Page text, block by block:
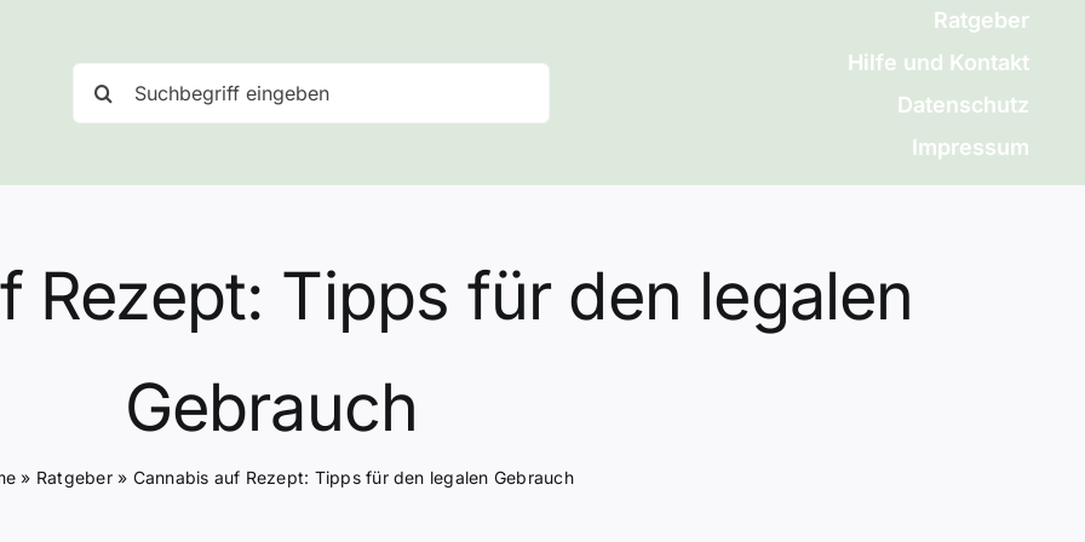
nach:
Ratgeber
Hilfe und Kontakt
Datenschutz
Impressum
Rezept: Tipps für den legalen
Gebrauch
» Ratgeber» Cannabis auf Rezept: Tipps für den legalen Gebrauch